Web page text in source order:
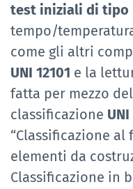
test iniziali di tipo
tempo/
come gli altri
UNI 12101 e la
fatta per mezzo
classificazione
“Classificazione
elementi da
Classificazione in